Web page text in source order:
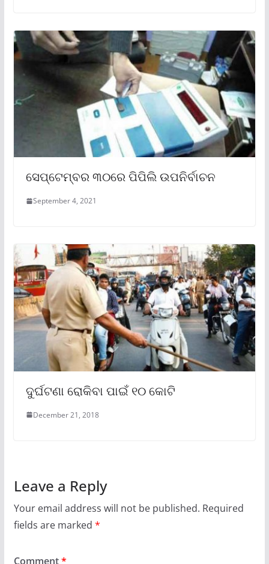
ସେପ୍ଟେମ୍ବର ୩୦ରେ ପିପିଲି ଉପନିର୍ବାଚନ
September 4, 2021
ଦୁର୍ଘଟଣା ରୋକିବା ପାଇଁ ୧୦ କୋଟି
December 21, 2018
Leave a Reply
Your email address will not be published. Required
fields are marked *
Comment*